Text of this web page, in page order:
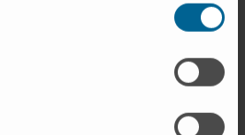
correctamente, lo
mitocondriales
muscular hasta insuficiencia